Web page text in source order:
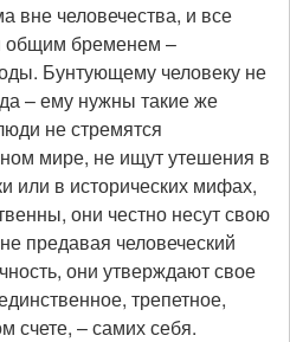
вне человечества, и все
общим бременем –
Бунтующему человеку не
– ему нужны такие же
не стремятся
мире, не ищут утешения в
или в исторических мифах,
они честно несут свою
предавая человеческий
они утверждают свое
трепетное,
счете, – самих себя.